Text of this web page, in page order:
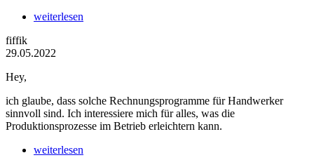
weiterlesen
fiffik
29.05.2022
Hey,
ich glaube, dass solche Rechnungsprogramme für Handwerker
sinnvoll sind. Ich interessiere mich für alles, was die
Produktionsprozesse im Betrieb erleichtern kann.
weiterlesen